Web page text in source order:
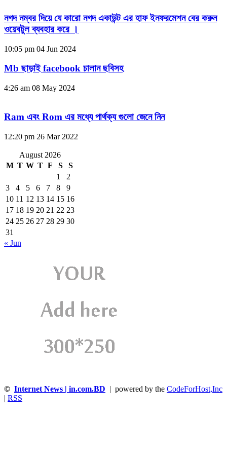
নগদ নম্বর দিয়ে যে কারো নগদ একাউন্ট এর হাফ ইনফরমেশন বের করুন
ওয়েবটুল ব্যবহার করে ।
10:05 pm 04 Jun 2024
Mb ছাড়াই facebook চালান ছবিসহ
4:26 am 08 May 2024
Ram এবং Rom এর মধ্যে পার্থক্য গুলো জেনে নিন
12:20 pm 26 Mar 2022
August 2026
M T W T F S
S
1
2
3
4 5 6 7 8
9
10 11 12 13 14 15 16
17 18 19 20 21 22 23
24 25 26 27 28 29 30
31
« Jun
© Internet News | in.com.BD | powered by the CodeForHost,Inc
| RSS